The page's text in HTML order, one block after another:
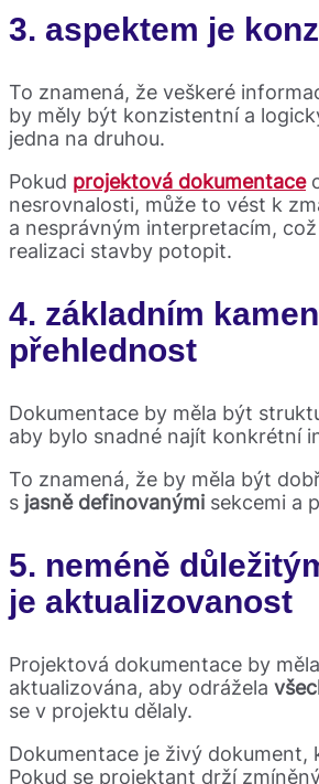
3. aspektem je
To znamená, že veškeré
by měly být konzistentní a
jedna na druhou.
Pokud projektová dokumentace
nesrovnalosti, může to vést k
a nesprávným interpretacím,
realizaci stavby potopit.
4. základním
přehlednost
Dokumentace by měla být
aby bylo snadné najít konkrétní
To znamená, že by měla být
s jasně definovanými sekcemi a
5. neméně
je aktualizovanost
Projektová dokumentace by
aktualizována, aby odrážela
se v projektu dělaly.
Dokumentace je živý dokument,
Pokud se projektant drží